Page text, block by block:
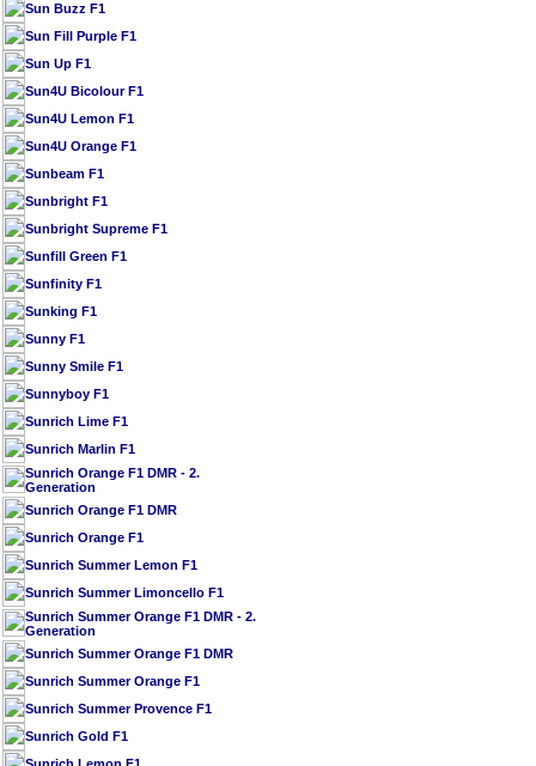
Sun Buzz F1
Sun Fill Purple F1
Sun Up F1
Sun4U Bicolour F1
Sun4U Lemon F1
Sun4U Orange F1
Sunbeam F1
Sunbright F1
Sunbright Supreme F1
Sunfill Green F1
Sunfinity F1
Sunking F1
Sunny F1
Sunny Smile F1
Sunnyboy F1
Sunrich Lime F1
Sunrich Marlin F1
Sunrich Orange F1 DMR - 2.
Generation
Sunrich Orange F1 DMR
Sunrich Orange F1
Sunrich Summer Lemon F1
Sunrich Summer Limoncello F1
Sunrich Summer Orange F1 DMR - 2.
Generation
Sunrich Summer Orange F1 DMR
Sunrich Summer Orange F1
Sunrich Summer Provence F1
Sunrich Gold F1